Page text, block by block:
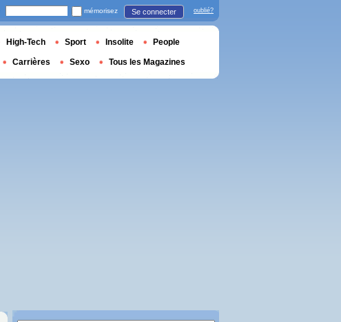
mémorisez Se connecter oublié?
High-Tech Sport Insolite People
Carrières Sexo Tous les Magazines